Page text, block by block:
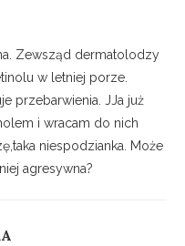
Zewsząd dermatolodzy
w letniej porze.
przebarwienia. JJa już
i wracam do nich
niespodzianka. Może
agresywna?